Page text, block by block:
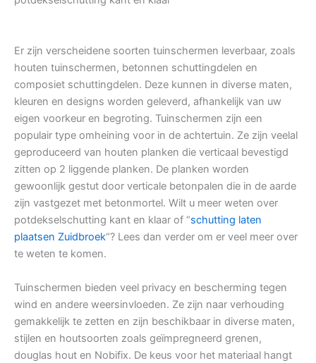
Er zijn verscheidene soorten tuinschermen leverbaar, zoals
houten tuinschermen, betonnen schuttingdelen en
composiet schuttingdelen. Deze kunnen in diverse maten,
kleuren en designs worden geleverd, afhankelijk van uw
eigen voorkeur en begroting. Tuinschermen zijn een
populair type omheining voor in de achtertuin. Ze zijn veelal
geproduceerd van houten planken die verticaal bevestigd
zitten op 2 liggende planken. De planken worden
gewoonlijk gestut door verticale betonpalen die in de aarde
zijn vastgezet met betonmortel. Wilt u meer weten over
potdekselschutting kant en klaar of “schutting laten
plaatsen Zuidbroek“? Lees dan verder om er veel meer over
te weten te komen.
Tuinschermen bieden veel privacy en bescherming tegen
wind en andere weersinvloeden. Ze zijn naar verhouding
gemakkelijk te zetten en zijn beschikbaar in diverse maten,
stijlen en houtsoorten zoals geïmpregneerd grenen,
douglas hout en Nobifix. De keus voor het materiaal hangt